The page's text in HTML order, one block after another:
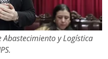
Abastecimiento y Logística